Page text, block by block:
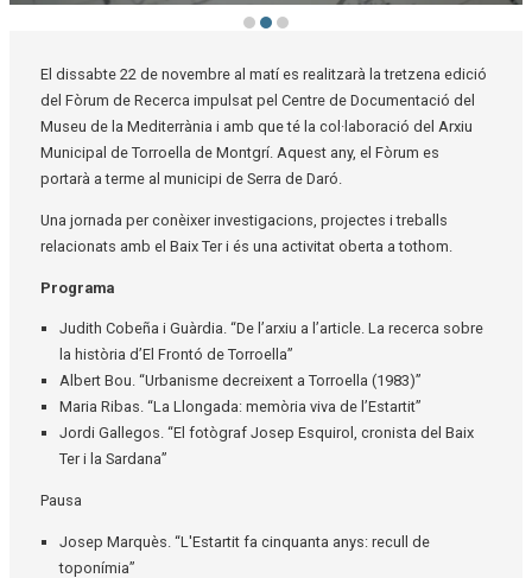
El dissabte 22 de novembre al matí es realitzarà la tretzena edició
del Fòrum de Recerca impulsat pel Centre de Documentació del
Museu de la Mediterrània i amb que té la col·laboració del Arxiu
Municipal de Torroella de Montgrí. Aquest any, el Fòrum es
portarà a terme al municipi de Serra de Daró.
Una jornada per conèixer investigacions, projectes i treballs
relacionats amb el Baix Ter i és una activitat oberta a tothom.
Programa
Judith Cobeña i Guàrdia. “De l’arxiu a l’article. La recerca sobre
la història d’El Frontó de Torroella”
Albert Bou. “Urbanisme decreixent a Torroella (1983)”
Maria Ribas. “La Llongada: memòria viva de l’Estartit”
Jordi Gallegos. “El fotògraf Josep Esquirol, cronista del Baix
Ter i la Sardana”
Pausa
Josep Marquès. “L'Estartit fa cinquanta anys: recull de
toponímia”